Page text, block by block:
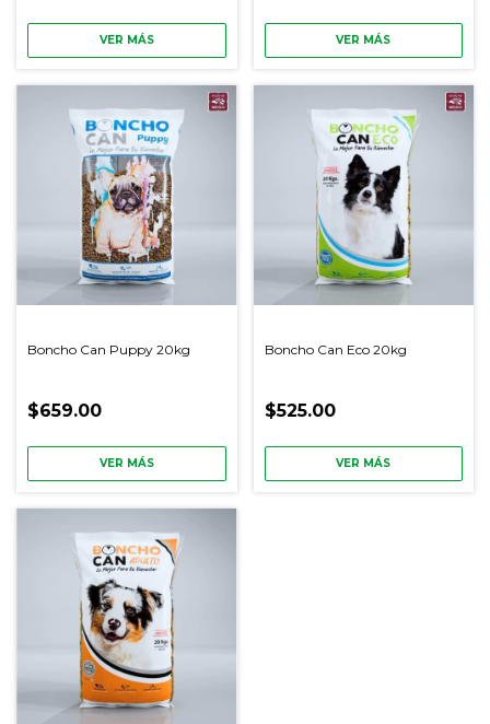
VER MÁS VER MÁS
Boncho Can Puppy 20kg
$659.00
VER MÁS
Boncho Can Eco 20kg
$525.00
VER MÁS